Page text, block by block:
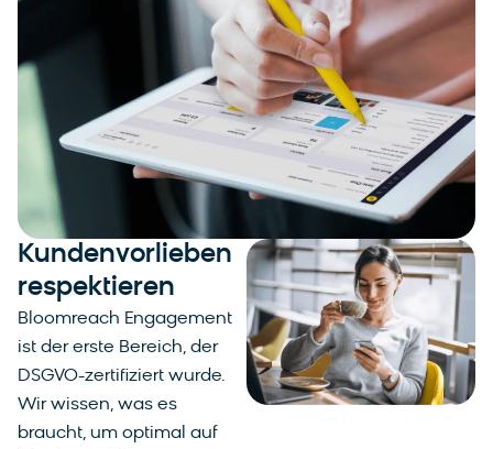
Kundenvorlieben
respektieren
Bloomreach Engagement
ist der erste Bereich, der
DSGVO-zertifiziert wurde.
Wir wissen, was es
braucht, um optimal auf